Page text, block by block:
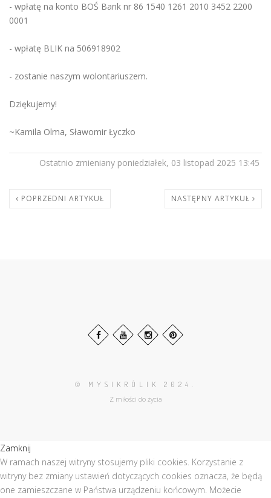
- wpłatę na konto BOŚ Bank nr 86 1540 1261 2010 3452 2200
0001
- wpłatę BLIK na 506918902
- zostanie naszym wolontariuszem.
Dziękujemy!
~Kamila Olma, Sławomir Łyczko
Ostatnio zmieniany poniedziałek, 03 listopad 2025 13:45
POPRZEDNI ARTYKUŁ NASTĘPNY ARTYKUŁ
© MYSIKRÓLIK 202 4.
Z miłości do życia
Zamknij
W ramach naszej witryny stosujemy pliki cookies. Korzystanie z
witryny bez zmiany ustawień dotyczących cookies oznacza, że będą
one zamieszczane w Państwa urządzeniu końcowym. Możecie